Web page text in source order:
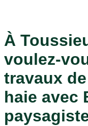
À
voulez-
travaux
haie avec